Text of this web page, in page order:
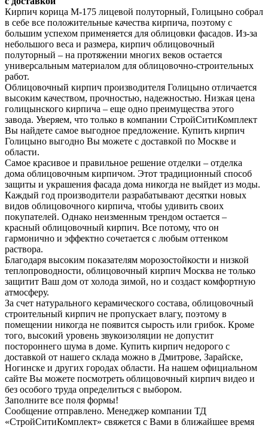
Кирпич корица М-175 лицевой полуторный, Голицыно собрал
в себе все положительные качества кирпича, поэтому с
большим успехом применяется для облицовки фасадов. Из-за
небольшого веса и размера, кирпич облицовочный
полуторный – на протяжении многих веков остается
универсальным материалом для облицовочно-строительных
работ.
Облицовочный кирпич производителя Голицыно отличается
высоким качеством, прочностью, надежностью. Низкая цена
голицынского кирпича – еще одно преимущества этого
завода. Уверяем, что только в компании СтройСитиКомплект
Вы найдете самое выгодное предложение. Купить кирпич
Голицыно выгодно Вы можете с доставкой по Москве и
области.
Самое красивое и правильное решение отделки – отделка
дома облицовочным кирпичом. Этот традиционный способ
защиты и украшения фасада дома никогда не выйдет из моды.
Каждый год производители разрабатывают десятки новых
видов облицовочного кирпича, чтобы удивить своих
покупателей. Однако неизменным трендом остается –
красный облицовочный кирпич. Все потому, что он
гармонично и эффектно сочетается с любым оттенком
раствора.
Благодаря высоким показателям морозостойкости и низкой
теплопроводности, облицовочный кирпич Москва не только
защитит Ваш дом от холода зимой, но и создаст комфортную
атмосферу.
За счет натурального керамического состава, облицовочный
строительный кирпич не пропускает влагу, поэтому в
помещении никогда не появится сырость или грибок. Кроме
того, высокий уровень звукоизоляции не допустит
постороннего шума в доме. Купить кирпич недорого с
доставкой от нашего склада можно в Дмитрове, Зарайске,
Ногинске и других городах области. На нашем официальном
сайте Вы можете посмотреть облицовочный кирпич видео и
без особого труда определиться с выбором.
Заполните все поля формы!
Сообщение отправлено. Менеджер компании ТД
«СтройСитиКомплект» свяжется с Вами в ближайшее время